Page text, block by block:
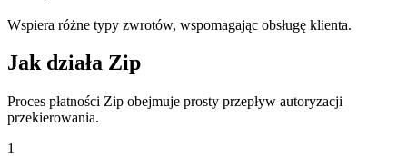
Wspiera różne typy zwrotów, wspomagając obsługę klienta.
Jak działa Zip
Proces płatności Zip obejmuje prosty przepływ autoryzacji
przekierowania.
1